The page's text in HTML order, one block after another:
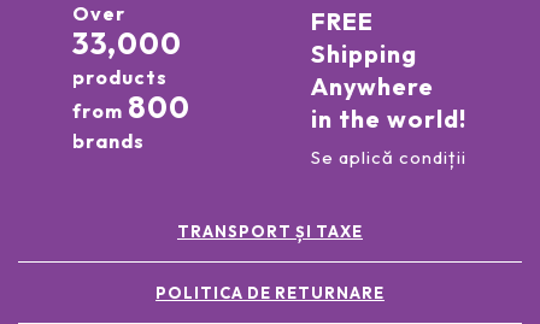
Over
33,000
products
from 800
brands
FREE
Shipping
Anywhere
in the world!
Se aplică condiții
TRANSPORT ȘI TAXE
POLITICA DE RETURNARE